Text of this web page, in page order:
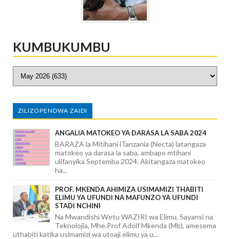
KUMBUKUMBU
ZILIZOPENDWA ZAIDI
ANGALIA MATOKEO YA DARASA LA SABA 2024
BARAZA la Mitihani lTanzania (Necta) latangaza
matokeo ya darasa la saba, ambapo mtihani
ulifanyika Septemba 2024. Akitangaza matokeo
ha...
PROF. MKENDA AHIMIZA USIMAMIZI THABITI
ELIMU YA UFUNDI NA MAFUNZO YA UFUNDI
STADI NCHINI
Na Mwandishi Wetu WAZIRI wa Elimu, Sayansi na
Teknolojia, Mhe.Prof Adolf Mkenda (Mb), amesema
uthabiti katika usimamizi wa utoaji elimu ya u...